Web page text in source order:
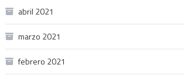
abril 2021
marzo 2021
febrero 2021